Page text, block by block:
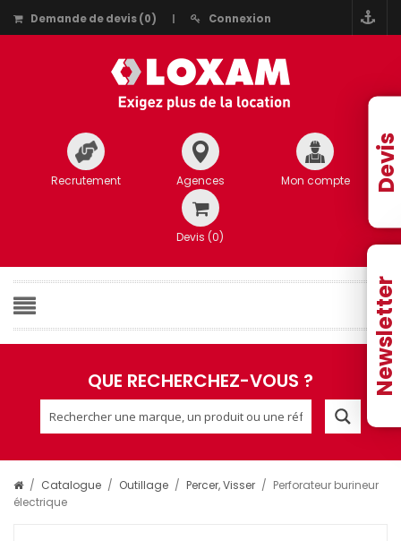
Devis
Newsletter
Demande de devis(0) Connexion
Recrutement Agences Mon compte
Devis (0)
QUE RECHERCHEZ-VOUS ?
/ Catalogue / Outillage / Percer, Visser / Perforateur burineur
électrique